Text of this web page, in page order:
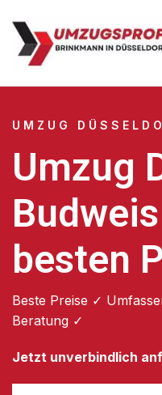
UMZUG
Umzug
besten
Beste Preise ✓
Beratung ✓
Jetzt unverbindlich